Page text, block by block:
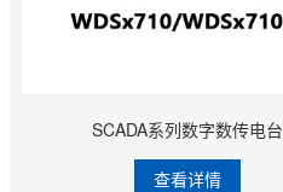
SCADA系列数字数传电台
查看详情